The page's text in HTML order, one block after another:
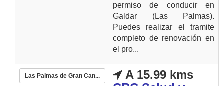
permiso de conducir en
Galdar (Las Palmas).
Puedes realizar el tramite
completo de renovación en
el pro...
Las Palmas de Gran Can...
A 15.99 kms